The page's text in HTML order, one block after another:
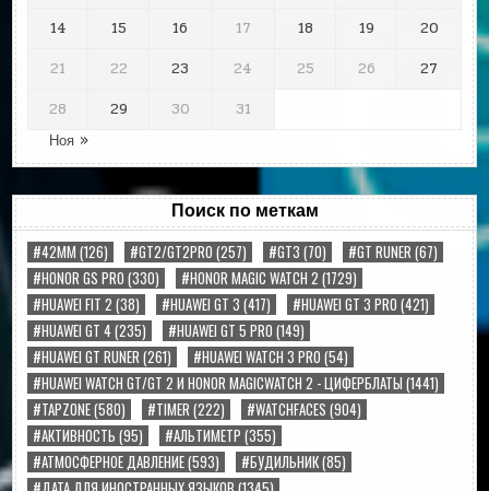
14
15 16 17 18 19
20
21
22 23 24 25 26
27
28
29 30
31
Ноя »
Поиск по меткам
#42MM (126) #GT2/GT2PRO (257) #GT3 (70) #GT RUNER (67)
#HONOR GS PRO (330) #HONOR MAGIC WATCH 2 (1729)
#HUAWEI FIT 2 (38) #HUAWEI GT 3 (417) #HUAWEI GT 3 PRO (421)
#HUAWEI GT 4(235) #HUAWEI GT 5 PRO (149)
#HUAWEI GT RUNER (261) #HUAWEI WATCH 3 PRO (54)
#HUAWEI WATCH GT/GT 2 И HONOR MAGICWATCH 2 - ЦИФЕРБЛАТЫ (1441)
#TAPZONE(580) #TIMER (222) #WATCHFACES (904)
#АКТИВНОСТЬ (95) #АЛЬТИМЕТР (355)
#АТМОСФЕРНОЕ ДАВЛЕНИЕ(593) #БУДИЛЬНИК(85)